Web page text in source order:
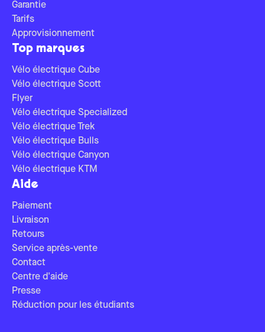
Garantie
Tarifs
Approvisionnement
Top marques
Vélo électrique Cube
Vélo électrique Scott
Flyer
Vélo électrique Specialized
Vélo électrique Trek
Vélo électrique Bulls
Vélo électrique Canyon
Vélo électrique KTM
Aide
Paiement
Livraison
Retours
Service après-vente
Contact
Centre d'aide
Presse
Réduction pour les étudiants